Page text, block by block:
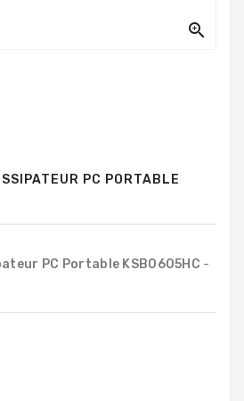

PC PORTABLE
PC Portable KSB0605HC -